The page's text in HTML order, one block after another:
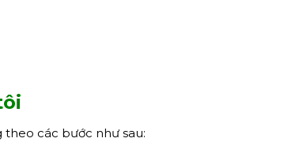
các bước như sau: